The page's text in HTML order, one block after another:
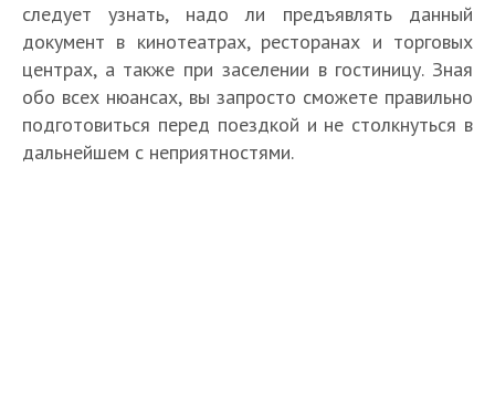
следует узнать, надо ли предъявлять данный
документ в кинотеатрах, ресторанах и торговых
центрах, а также при заселении в гостиницу. Зная
обо всех нюансах, вы запросто сможете правильно
подготовиться перед поездкой и не столкнуться в
дальнейшем с неприятностями.